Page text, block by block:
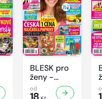
BLESK pro
ženy -
30/2026
od
18